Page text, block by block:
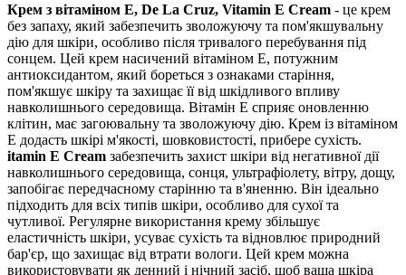
Крем з вітаміном Е, De La Cruz, Vitamin E Cream - це крем
без запаху, який забезпечить зволожуючу та пом'якшувальну
дію для шкіри, особливо після тривалого перебування під
сонцем. Цей крем насичений вітаміном Е, потужним
антиоксидантом, який бореться з ознаками старіння,
пом'якшує шкіру та захищає її від шкідливого впливу
навколишнього середовища. Вітамін Е сприяє оновленню
клітин, має загоювальну та зволожуючу дію. Крем із вітаміном
Е додасть шкірі м'якості, шовковистості, прибере сухість.
itamin E Cream забезпечить захист шкіри від негативної дії
навколишнього середовища, сонця, ультрафіолету, вітру, дощу,
запобігає передчасному старінню та в'яненню. Він ідеально
підходить для всіх типів шкіри, особливо для сухої та
чутливої. Регулярне використання крему збільшує
еластичність шкіри, усуває сухість та відновлює природний
бар'єр, що захищає від втрати вологи. Цей крем можна
використовувати як денний і нічний засіб, щоб ваша шкіра